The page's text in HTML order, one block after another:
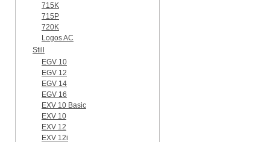
715K
715P
720K
Logos AC
Still
EGV 10
EGV 12
EGV 14
EGV 16
EXV 10 Basic
EXV 10
EXV 12
EXV 12i